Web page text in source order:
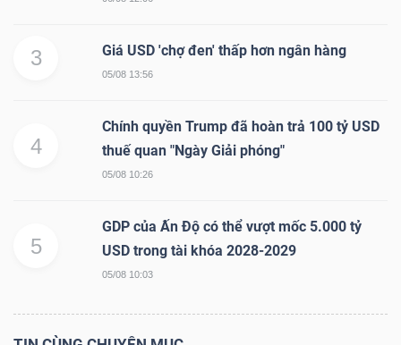
3 Giá USD 'chợ đen' thấp hơn ngân hàng
05/08 13:56
4
Chính quyền Trump đã hoàn trả 100 tỷ USD
thuế quan "Ngày Giải phóng"
05/08 10:26
5
GDP của Ấn Độ có thể vượt mốc 5.000 tỷ
USD trong tài khóa 2028-2029
05/08 10:03
TÀI